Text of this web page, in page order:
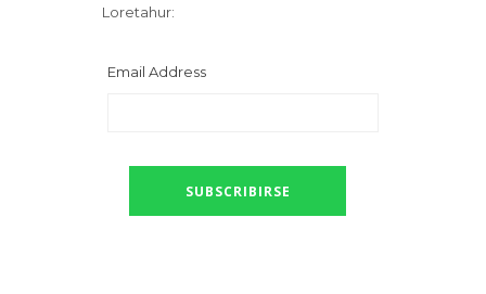
Loretahur:
Email Address